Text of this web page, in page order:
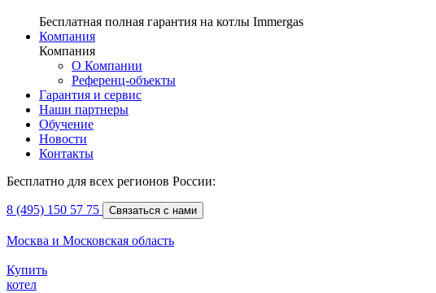
Бесплатная полная гарантия на котлы Immergas
Компания
Компания
О Компании
Референц-объекты
Гарантия и сервис
Наши партнеры
Обучение
Новости
Контакты
Бесплатно для всех регионов России:
8 (495) 150 57 75 Связаться с нами
Москва и Московская область
Купить
котел